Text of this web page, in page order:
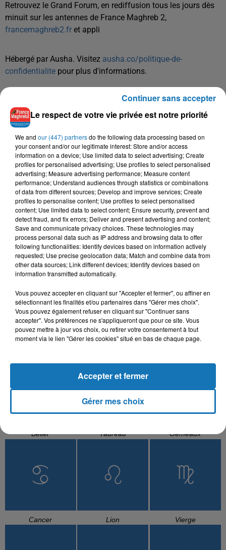
Retrouvez le Grand Forum, en rediffusion tous les jours dès
minuit sur les antennes de France Maghreb 2,
francemaghreb2.fr et appli
Hébergé par Ausha. Visitez ausha.co/politique-de-
confidentialite pour plus d'informations.
TITRES DIFFUSÉS
8h00
8h00
KADER JAPONAIS, REDA
SOUSSIA
Rani Maghmoum
7h57
7h57
CHEB NASRO
Reviens À Moi
7h53
7h53
RAOUF MAHER
Mabrouk
L'HOROSCOPE
Bélier Taureau Gémeaux
Cancer Lion Vierge
Le respect de votre vie privée est notre priorité
We and our (447) partnersdo the following data processing based on
your consent and/or our legitimate interest: Store and/or access
information on a device; Use limited data to select advertising; Create
profiles for personalised advertising; Use profiles to select personalised
advertising; Measure advertising performance; Measure content
performance; Understand audiences through statistics or combinations
of data from different sources; Develop and improve services; Create
profiles to personalise content; Use profiles to select personalised
content; Use limited data to select content; Ensure security, prevent and
detect fraud, and fix errors; Deliver and present advertising and content;
Save and communicate privacy choices. These technologies may
process personal data such as IP address and browsing data to offer
following functionalities: Identify devices based on information actively
requested; Use precise geolocation data; Match and combine data from
other data sources; Link different devices; Identify devices based on
information transmitted automatically.
Vous pouvez accepter en cliquant sur "Accepter et fermer", ou affiner en
sélectionnant les finalités et/ou partenaires dans "Gérer mes choix".
Vous pouvez également refuser en cliquant sur "Continuer sans
accepter". Vos préférences ne s'appliqueront que pour ce site. Vous
pouvez mettre à jour vos choix, ou retirer votre consentement à tout
moment via le lien "Gérer les cookies" situé en bas de chaque page.
Gérer mes choix
Accepter et fermer
Continuer sans accepter